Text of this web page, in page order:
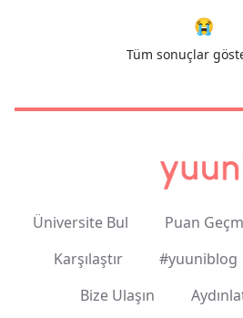
😭
Tüm sonuçlar
Üniversite Bul Puan
Karşılaştır
#yuuniblog
Bize Ulaşın